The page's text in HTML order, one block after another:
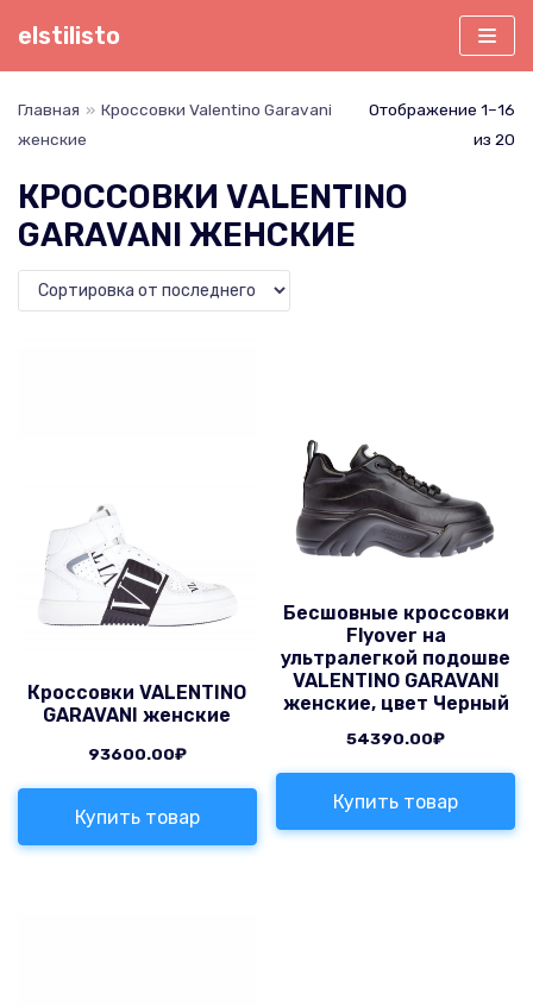
Перейти
elstilisto
Главная » Кроссовки Valentino Garavani
женские
Отображение 1–16
из 20
КРОССОВКИ VALENTINO
GARAVANI ЖЕНСКИЕ
Кроссовки VALENTINO
GARAVANI женские
93600.00₽
Купить товар
Бесшовные кроссовки
Flyover на
ультралегкой подошве
VALENTINO GARAVANI
женские, цвет Черный
54390.00₽
Купить товар